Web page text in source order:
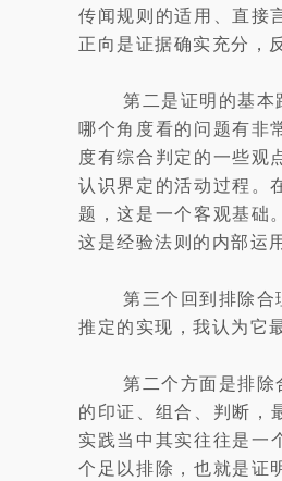
传闻规则的适用、直接
正向是证据确实充分，
第二是证明的基
哪个角度看的问题有非
度有综合判定的一些观
认识界定的活动过程。
题，这是一个客观基础
这是经验法则的内部运
第三个回到排除
推定的实现，我认为它
第二个方面是排
的印证、组合、判断，
实践当中其实往往是一
个足以排除，也就是证